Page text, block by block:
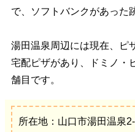
で、ソフトバンクがあった
湯田温泉周辺には現在、ピ
宅配ピザがあり、ドミノ・
舗目です。
所在地：山口市湯田温泉